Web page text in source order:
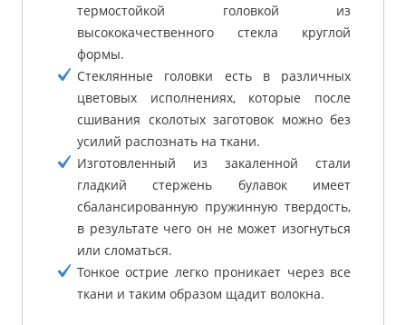
термостойкой головкой из
высококачественного стекла круглой
формы.
Стеклянные головки есть в различных
цветовых исполнениях, которые после
сшивания сколотых заготовок можно без
усилий распознать на ткани.
Изготовленный из закаленной стали
гладкий стержень булавок имеет
сбалансированную пружинную твердость,
в результате чего он не может изогнуться
или сломаться.
Тонкое острие легко проникает через все
ткани и таким образом щадит волокна.